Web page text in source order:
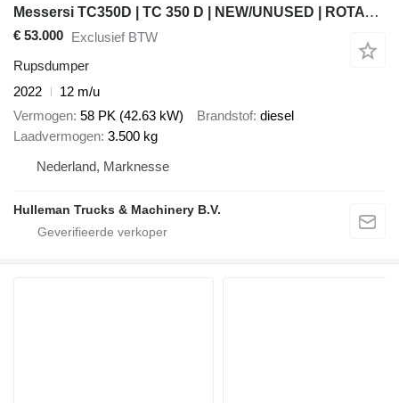
Messersi TC350D | TC 350 D | NEW/UNUSED | ROTATING BOX | ROTATING SEAT
€ 53.000 Exclusief BTW
Rupsdumper
2022
12 m/u
Vermogen 58 PK (42.63 kW) Brandstof diesel
Laadvermogen 3.500 kg
Nederland, Marknesse
Hulleman Trucks & Machinery B.V.